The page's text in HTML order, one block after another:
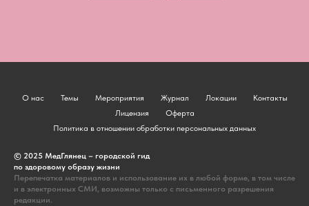
О нас Темы Мероприятия Журнал Локации
Контакты
Лицензия
Оферта
Политика в отношении обработки персональных данных
© 2025 МедГлянец – городской гид
по здоровому образу жизни
Перепечатка материалов и использование их в любой форме, в том числе
и в электронных СМИ, возможны только с письменного разрешения
редакции.